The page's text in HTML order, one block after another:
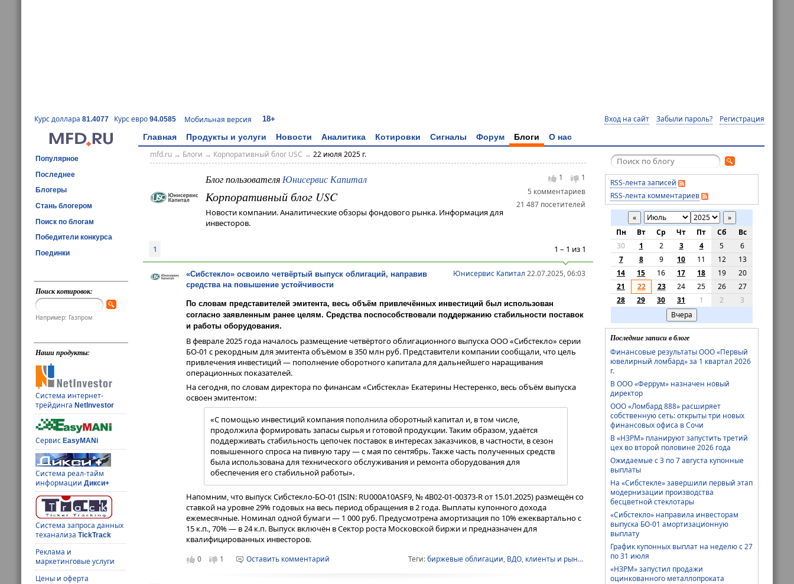
Курс доллара 81.4077 Курс евро 94.0585 Мобильная версия 18+ Вход на сайт Забыли пароль? Регистрация
Главная Продукты и услуги Новости Аналитика Котировки Сигналы Форум Блоги О нас
Популярное
Последнее
Блогеры
Стань блогером
Поиск по блогам
Победители конкурса
Поединки
Поиск котировок:
Например: Газпром
Наши продукты:
Система интернет-
трейдингаNetInvestor
СервисEasyMANi
Система реал-тайм
информацииДикси+
Система запроса данных
теханализаTickTrack
Реклама и
маркетинговые услуги
Цены и оферта
mfd.ru→ Блоги → Корпоративный блог USC → 22 июля 2025 г.
1
1
5 комментариев
21 487 посетителей
Блог пользователяЮнисервис Капитал
Корпоративный блог USC
Новости компании. Аналитические обзоры фондового рынка. Информация для
инвесторов.
1 – 1 из 1
1
Юнисервис Капитал 22.07.2025, 06:03
«Сибстекло» освоило четвёртый выпуск облигаций, направив
средства на повышение устойчивости
По словам представителей эмитента, весь объём привлечённых инвестиций был использован
согласно заявленным ранее целям. Средства поспособствовали поддержанию стабильности поставок
и работы оборудования.
В феврале 2025 года началось размещение четвёртого облигационного выпуска ООО «Сибстекло» серии
БО-01 с рекордным для эмитента объёмом в 350 млн руб. Представители компании сообщали, что цель
привлечения инвестиций — пополнение оборотного капитала для дальнейшего наращивания
операционных показателей.
На сегодня, по словам директора по финансам «Сибстекла» Екатерины Нестеренко, весь объём выпуска
освоен эмитентом:
«С помощью инвестиций компания пополнила оборотный капитал и, в том числе,
продолжила формировать запасы сырья и готовой продукции. Таким образом, удаётся
поддерживать стабильность цепочек поставок в интересах заказчиков, в частности, в сезон
повышенного спроса на пивную тару — с мая по сентябрь. Также часть полученных средств
была использована для технического обслуживания и ремонта оборудования для
обеспечения его стабильной работы».
Напомним, что выпуск Сибстекло-БО-01 (ISIN: RU000A10ASF9, № 4B02-01-00373-R от 15.01.2025) размещён со
ставкой на уровне 29% годовых на весь период обращения в 2 года. Выплаты купонного дохода
ежемесячные. Номинал одной бумаги — 1 000 руб. Предусмотрена амортизация по 10% ежеквартально с
15 к.п., 70% — в 24 к.п. Выпуск включён в Сектор роста Московской биржи и предназначен для
квалифицированных инвесторов.
0 1 Оставить комментарий Теги:биржевые облигации, ВДО, клиенты и рынки сибстекло
RSS-лента записей
RSS-лента комментариев
«
»
Пн
Вт Ср Чт Пт Сб
Вс
30
1 2 3 4 5
6
7
8 9 10 11 12
13
14
15 16 17 18 19
20
21
22 23 24 25 26
27
28
29 30 31 1 2
3
Вчера
Последние записи в блоге
Финансовые результаты ООО «Первый
ювелирный ломбард» за 1 квартал 2026
г.
В ООО «Феррум» назначен новый
директор
ООО «Ломбард 888» расширяет
собственную сеть: открыты три новых
финансовых офиса в Сочи
В «НЗРМ» планируют запустить третий
цех во второй половине 2026 года
Ожидаемые с 3 по 7 августа купонные
выплаты
На «Сибстекле» завершили первый этап
модернизации производства
бесцветной стеклотары
«Сибстекло» направила инвесторам
выпуска БО-01 амортизационную
выплату
График купонных выплат на неделю с 27
по 31 июля
«НЗРМ» запустил продажи
оцинкованного металлопроката